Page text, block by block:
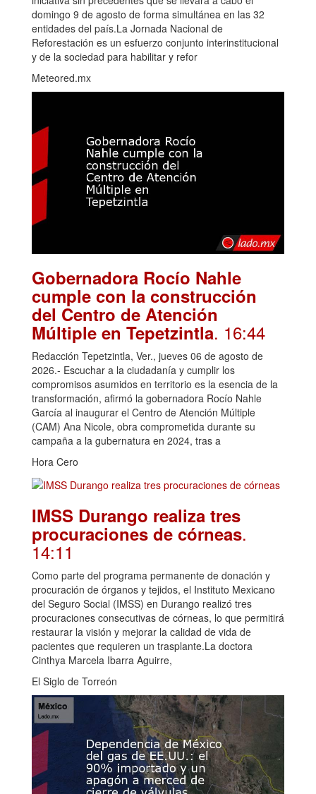
domingo 9 de agosto de forma simultánea en las 32
entidades del país.La Jornada Nacional de
Reforestación es un esfuerzo conjunto interinstitucional
y de la sociedad para habilitar y refor
Meteored.mx
Gobernadora Rocío Nahle
cumple con la construcción
del Centro de Atención
Múltiple en Tepetzintla. 16:44
Redacción Tepetzintla, Ver., jueves 06 de agosto de
2026.- Escuchar a la ciudadanía y cumplir los
compromisos asumidos en territorio es la esencia de la
transformación, afirmó la gobernadora Rocío Nahle
García al inaugurar el Centro de Atención Múltiple
(CAM) Ana Nicole, obra comprometida durante su
campaña a la gubernatura en 2024, tras a
Hora Cero
IMSS Durango realiza tres
procuraciones de córneas.
14:11
Como parte del programa permanente de donación y
procuración de órganos y tejidos, el Instituto Mexicano
del Seguro Social (IMSS) en Durango realizó tres
procuraciones consecutivas de córneas, lo que permitirá
restaurar la visión y mejorar la calidad de vida de
pacientes que requieren un trasplante.La doctora
Cinthya Marcela Ibarra Aguirre,
El Siglo de Torreón